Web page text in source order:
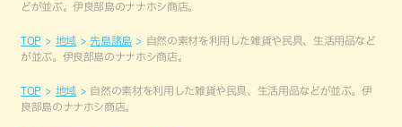
どが並ぶ。伊良部島のナナホシ商店。
TOP 地域 先島諸島
自然の素材を利用した雑貨や民具、生活用品など
が並ぶ。伊良部島のナナホシ商店。
TOP 地域
自然の素材を利用した雑貨や民具、生活用品などが並ぶ。伊
良部島のナナホシ商店。